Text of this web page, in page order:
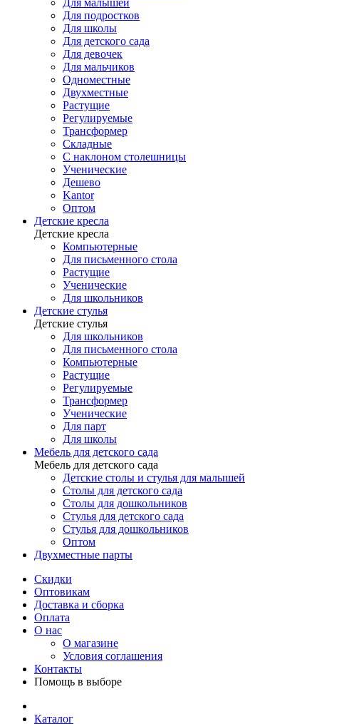
Для малышей
Для подростков
Для школы
Для детского сада
Для девочек
Для мальчиков
Одноместные
Двухместные
Растущие
Регулируемые
Трансформер
Складные
С наклоном столешницы
Ученические
Дешево
Kantor
Оптом
Детские кресла
Детские кресла
Компьютерные
Для письменного стола
Растущие
Ученические
Для школьников
Детские стулья
Детские стулья
Для школьников
Для письменного стола
Компьютерные
Растущие
Регулируемые
Трансформер
Ученические
Для парт
Для школы
Мебель для детского сада
Мебель для детского сада
Детские столы и стулья для малышей
Столы для детского сада
Столы для дошкольников
Стулья для детского сада
Стулья для дошкольников
Оптом
Двухместные парты
Скидки
Оптовикам
Доставка и сборка
Оплата
О нас
О магазине
Условия соглашения
Контакты
Помощь в выборе
Каталог